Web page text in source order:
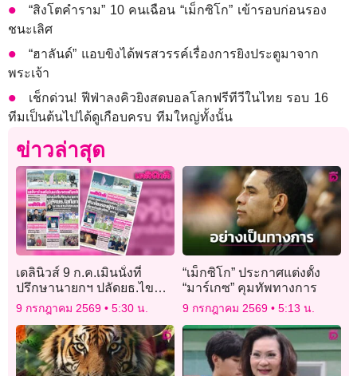
“สิงโตคำราม” 10 คนเฉือน “เม็กซิโก” เข้ารอบก่อนรอง
ชนะเลิศ
“ฮาลันด์” แอบขิงได้พรสวรรค์เรื่องการยิงประตูมาจาก
พระเจ้า
เช็กด่วน! ฟีฟ่าลงคิวยิงสดบอลโลกฟรีทีวีในไทย รอบ 16
ทีมเป็นต้นไปได้ดูเกือบครบ ทีมใหญ่ทั้งนั้น
ข่าวล่าสุด
เดลินิวส์ 9 ก.ค.เมินนั่งที่
ปรึกษานายกฯ ปลัดยธ.ไข
ก๊อก ผวาแขวนไปตบยุง
9 กรกฎาคม 2569 5:30 น.
“เม็กซิโก” ประกาศแต่งตั้ง
“มาร์เกซ” คุมทัพทางการ
9 กรกฎาคม 2569 5:13 น.